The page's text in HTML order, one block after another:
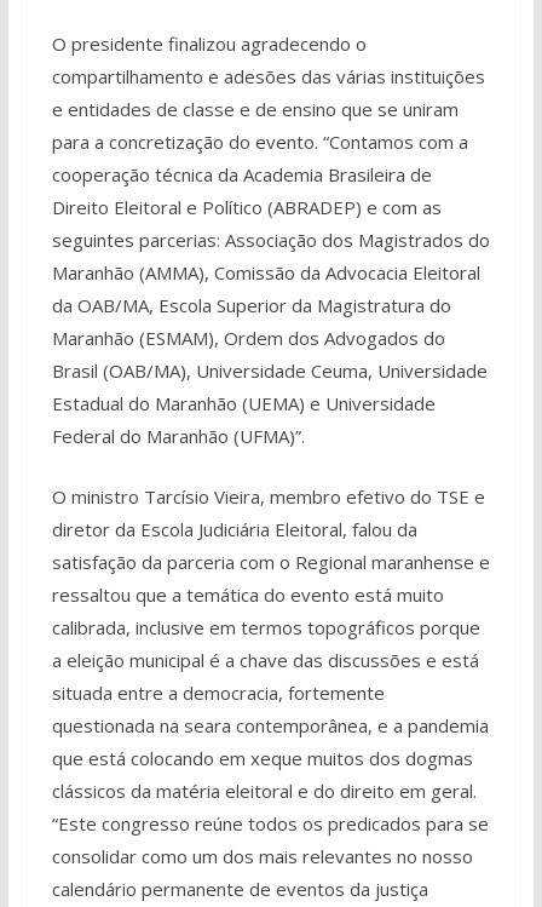
O presidente finalizou agradecendo o
compartilhamento e adesões das várias instituições
e entidades de classe e de ensino que se uniram
para a concretização do evento. “Contamos com a
cooperação técnica da Academia Brasileira de
Direito Eleitoral e Político (ABRADEP) e com as
seguintes parcerias: Associação dos Magistrados do
Maranhão (AMMA), Comissão da Advocacia Eleitoral
da OAB/MA, Escola Superior da Magistratura do
Maranhão (ESMAM), Ordem dos Advogados do
Brasil (OAB/MA), Universidade Ceuma, Universidade
Estadual do Maranhão (UEMA) e Universidade
Federal do Maranhão (UFMA)”.
O ministro Tarcísio Vieira, membro efetivo do TSE e
diretor da Escola Judiciária Eleitoral, falou da
satisfação da parceria com o Regional maranhense e
ressaltou que a temática do evento está muito
calibrada, inclusive em termos topográficos porque
a eleição municipal é a chave das discussões e está
situada entre a democracia, fortemente
questionada na seara contemporânea, e a pandemia
que está colocando em xeque muitos dos dogmas
clássicos da matéria eleitoral e do direito em geral.
“Este congresso reúne todos os predicados para se
consolidar como um dos mais relevantes no nosso
calendário permanente de eventos da justiça